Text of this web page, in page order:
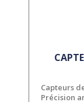
Capteurs
Précision